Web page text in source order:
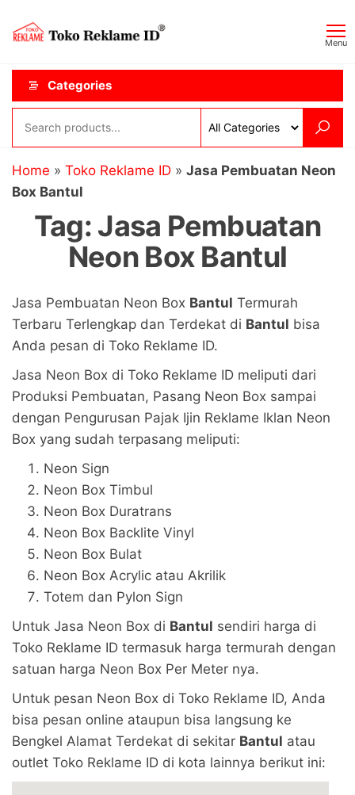
content
ID
Menu
Categories
Home » Toko Reklame ID » Jasa Pembuatan Neon
Box Bantul
Tag: Jasa Pembuatan
Neon Box Bantul
Jasa Pembuatan Neon Box Bantul Termurah
Terbaru Terlengkap dan Terdekat di Bantul bisa
Anda pesan di Toko Reklame ID.
Jasa Neon Box di Toko Reklame ID meliputi dari
Produksi Pembuatan, Pasang Neon Box sampai
dengan Pengurusan Pajak Ijin Reklame Iklan Neon
Box yang sudah terpasang meliputi:
Neon Sign
Neon Box Timbul
Neon Box Duratrans
Neon Box Backlite Vinyl
Neon Box Bulat
Neon Box Acrylic atau Akrilik
Totem dan Pylon Sign
Untuk Jasa Neon Box di Bantul sendiri harga di
Toko Reklame ID termasuk harga termurah dengan
satuan harga Neon Box Per Meter nya.
Untuk pesan Neon Box di Toko Reklame ID, Anda
bisa pesan online ataupun bisa langsung ke
Bengkel Alamat Terdekat di sekitar Bantul atau
outlet Toko Reklame ID di kota lainnya berikut ini: